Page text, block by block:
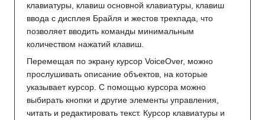
клавиатуры, клавиш основной клавиатуры, клавиш
ввода с дисплея Брайля и жестов трекпада, что
позволяет вводить команды минимальным
количеством нажатий клавиш.
Перемещая по экрану курсор VoiceOver, можно
прослушивать описание объектов, на которые
указывает курсор. С помощью курсора можно
выбирать кнопки и другие элементы управления,
читать и редактировать текст. Курсор клавиатуры и